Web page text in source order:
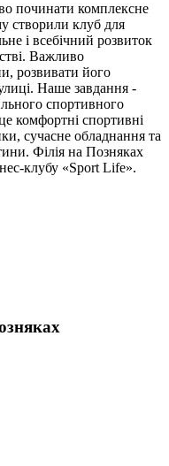
починати комплексне
створили клуб для
і всебічний розвиток
Важливо
розвивати його
Наше завдання -
спортивного
комфортні спортивні
сучасне обладнання та
Філія на Позняках
клубу «Sport Life».